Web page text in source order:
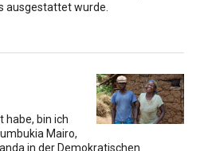
ausgestattet wurde.
habe, bin ich
Mairo,
in der Demokratischen